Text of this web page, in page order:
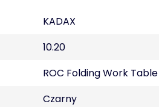
KADAX
10.20
ROC Folding Work
Czarny